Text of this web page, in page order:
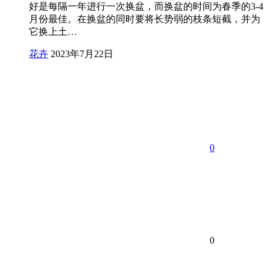
好是每隔一年进行一次换盆，而换盆的时间为春季的3-4
月份最佳。在换盆的同时要将长势弱的枝条短截，并为
它换上土…
花卉 2023年7月22日
0
0